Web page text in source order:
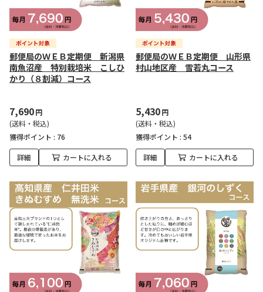
郵便局のＷＥＢ定期便 新潟県
南魚沼産 特別栽培米 こしひ
かり（８割減）コース
7,690円
(送料・税込)
獲得ポイント : 76
詳細 カートに入れる
郵便局のＷＥＢ定期便 山形県
村山地区産 雪若丸コース
5,430円
(送料・税込)
獲得ポイント : 54
詳細 カートに入れる